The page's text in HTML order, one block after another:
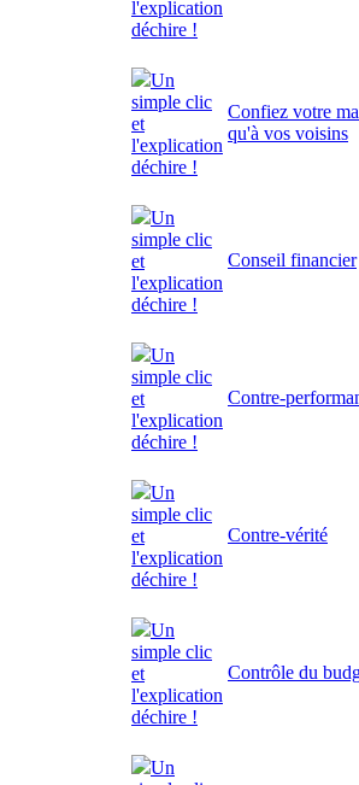
l'explication
déchire !
Un
simple clic
et
l'explication
déchire !
Confiez votre
qu'à vos voisins
Un
simple clic
et
l'explication
déchire !
Conseil financier
Un
simple clic
et
l'explication
déchire !
Contre-
Un
simple clic
et
l'explication
déchire !
Contre-vérité
Un
simple clic
et
l'explication
déchire !
Contrôle du
Un